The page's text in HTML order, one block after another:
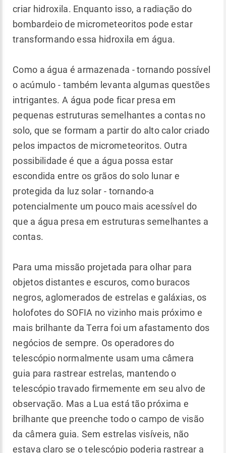
criar hidroxila. Enquanto isso, a radiação do
bombardeio de micrometeoritos pode estar
transformando essa hidroxila em água.
Como a água é armazenada - tornando possível
o acúmulo - também levanta algumas questões
intrigantes. A água pode ficar presa em
pequenas estruturas semelhantes a contas no
solo, que se formam a partir do alto calor criado
pelos impactos de micrometeoritos. Outra
possibilidade é que a água possa estar
escondida entre os grãos do solo lunar e
protegida da luz solar - tornando-a
potencialmente um pouco mais acessível do
que a água presa em estruturas semelhantes a
contas.
Para uma missão projetada para olhar para
objetos distantes e escuros, como buracos
negros, aglomerados de estrelas e galáxias, os
holofotes do SOFIA no vizinho mais próximo e
mais brilhante da Terra foi um afastamento dos
negócios de sempre. Os operadores do
telescópio normalmente usam uma câmera
guia para rastrear estrelas, mantendo o
telescópio travado firmemente em seu alvo de
observação. Mas a Lua está tão próxima e
brilhante que preenche todo o campo de visão
da câmera guia. Sem estrelas visíveis, não
estava claro se o telescópio poderia rastrear a